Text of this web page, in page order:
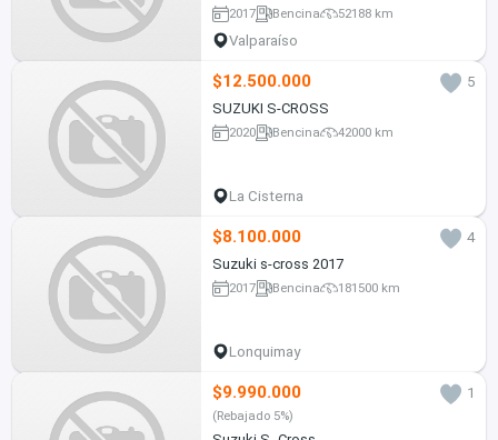
2017 Bencina 52188 km
Valparaíso
$12.500.000
5
SUZUKI S-CROSS
2020 Bencina 42000 km
La Cisterna
$8.100.000
4
Suzuki s-cross 2017
2017 Bencina 181500 km
Lonquimay
$9.990.000 1
(Rebajado 5%)